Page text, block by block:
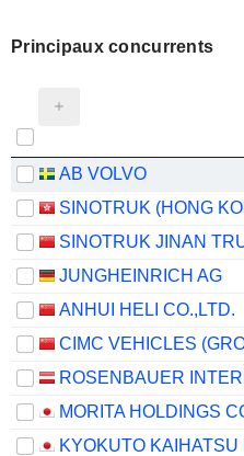
Principaux concurrents
AB VOLVO
JUNGHEINRICH AG
ANHUI HELI CO.,LTD.